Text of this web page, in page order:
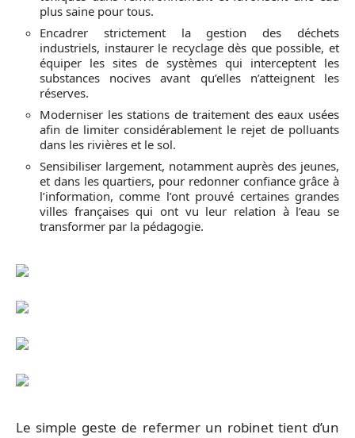
plus saine pour tous.
Encadrer strictement la gestion des déchets
industriels, instaurer le recyclage dès que possible, et
équiper les sites de systèmes qui interceptent les
substances nocives avant qu’elles n’atteignent les
réserves.
Moderniser les stations de traitement des eaux usées
afin de limiter considérablement le rejet de polluants
dans les rivières et le sol.
Sensibiliser largement, notamment auprès des jeunes,
et dans les quartiers, pour redonner confiance grâce à
l’information, comme l’ont prouvé certaines grandes
villes françaises qui ont vu leur relation à l’eau se
transformer par la pédagogie.
Le simple geste de refermer un robinet tient d’un